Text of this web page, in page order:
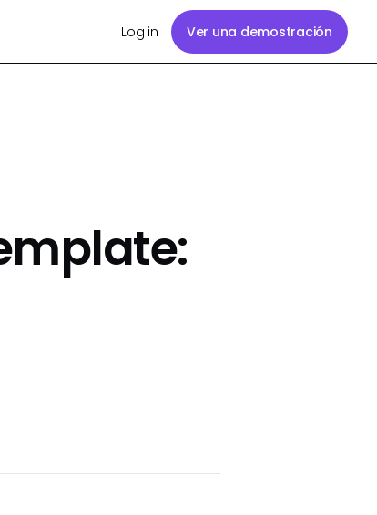
Log in Ver una demostración